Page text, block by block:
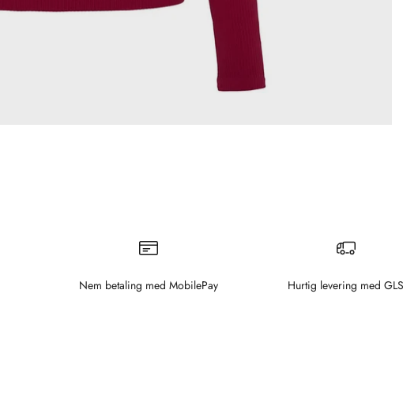
Nem betaling med MobilePay Hurtig levering med GLS